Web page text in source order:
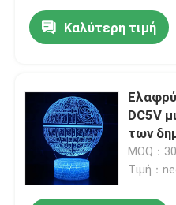
Καλύτερη τιμή
DC5V
των
MOQ：
Τιμή：